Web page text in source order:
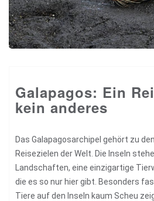
Galapagos: Ein
kein anderes
Das Galapagosarchipel gehört zu
Reisezielen der Welt. Die Inseln
Landschaften, eine einzigartige
die es so nur hier gibt. Besonders
Tiere auf den Inseln kaum Scheu